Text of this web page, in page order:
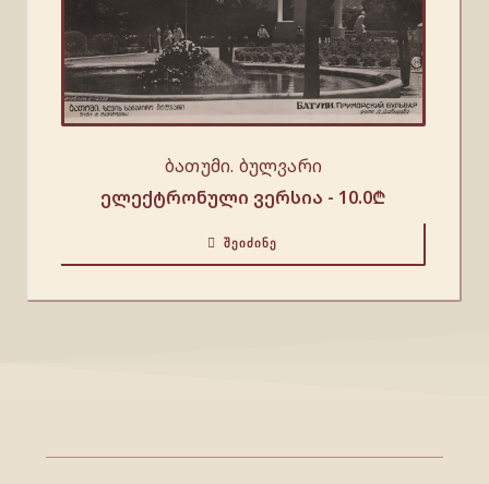
ბათუმი. ბულვარი
ელექტრონული ვერსია - 10.0₾
ᲨᲔᲘᲫᲘᲜᲔ